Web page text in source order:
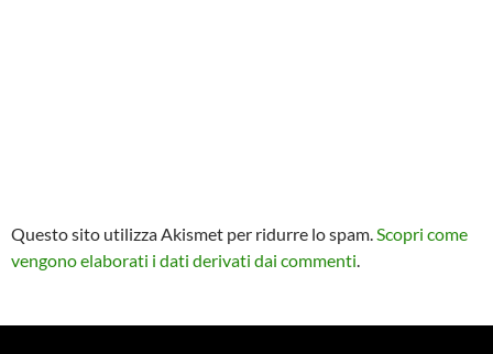
Questo sito utilizza Akismet per ridurre lo spam.Scopri come
vengono elaborati i dati derivati dai commenti.